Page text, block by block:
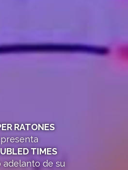
RATONES
presenta
TIMES
adelanto de su